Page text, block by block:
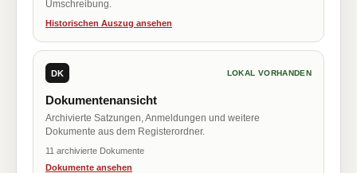
Umschreibung.
Historischen Auszug ansehen
DK LOKAL VORHANDEN
Dokumentenansicht
Archivierte Satzungen, Anmeldungen und weitere
Dokumente aus dem Registerordner.
11 archivierte Dokumente
Dokumente ansehen